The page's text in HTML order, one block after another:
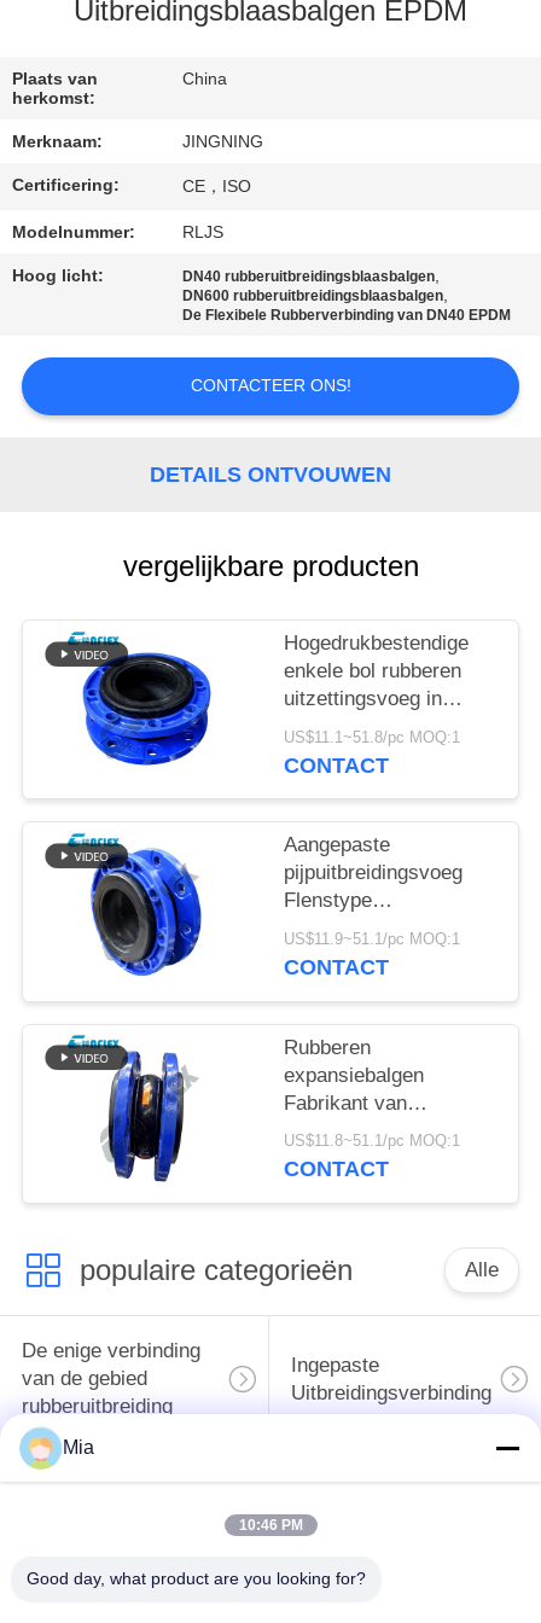
NIEUWS
OM EEN
CITAAT
SITEMAP
Uitbreidingsblaasbalgen EPDM
Plaats van
herkomst:
China
Merknaam: JINGNING
Certificering: CE，ISO
Modelnummer: RLJS
Hoog licht: DN40 rubberuitbreidingsblaasbalgen,
DN600 rubberuitbreidingsblaasbalgen,
De Flexibele Rubberverbinding van DN40 EPDM
CONTACTEER ONS!
DETAILS ONTVOUWEN
vergelijkbare producten
Hogedrukbestendige
enkele bol rubberen
uitzettingsvoeg in
aangepast leidingwerk
US$11.1~51.8/pc MOQ:1
CONTACT
Aangepaste
pijpuitbreidingsvoeg
Flenstype
roestvrijstalen flexibele
verbinding
US$11.9~51.1/pc MOQ:1
CONTACT
Rubberen
expansiebalgen
Fabrikant van
geflensde rubberen
balgen
US$11.8~51.1/pc MOQ:1
CONTACT
populaire categorieën Alle
De enige verbinding
van de gebied
rubberuitbreiding
Ingepaste
Uitbreidingsverbinding
rubberuitbreidingsverbinding
De dubbele
Gebied
Mia
10:46 PM
Good day, what product are you looking for?